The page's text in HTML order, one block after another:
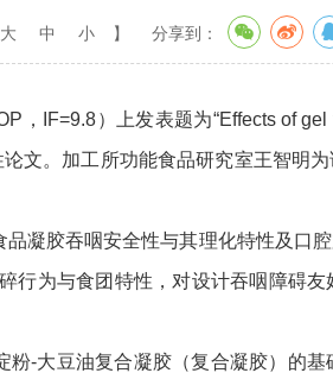
大 中 小 】 分享到：
，IF=9.8）上发表题为“Effects of
文。加工所功能食品研究室王智明
胶吞咽安全性与其理化特性及口
为与食团特性，对设计吞咽障碍
大豆油复合凝胶（复合凝胶）的基